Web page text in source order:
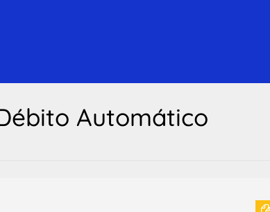
Automático